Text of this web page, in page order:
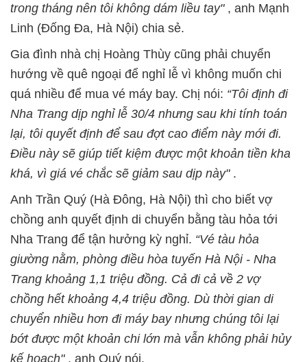
trong tháng nên tôi không dám liều tay" , anh Mạnh
Linh (Đống Đa, Hà Nội) chia sẻ.
Gia đình nhà chị Hoàng Thùy cũng phải chuyển
hướng về quê ngoại để nghỉ lễ vì không muốn chi
quá nhiều để mua vé máy bay. Chị nói: “Tôi định đi
Nha Trang dịp nghỉ lễ 30/4 nhưng sau khi tính toán
lại, tôi quyết định để sau đợt cao điểm này mới đi.
Điều này sẽ giúp tiết kiệm được một khoản tiền kha
khá, vì giá vé chắc sẽ giảm sau dịp này" .
Anh Trần Quý (Hà Đông, Hà Nội) thì cho biết vợ
chồng anh quyết định di chuyển bằng tàu hỏa tới
Nha Trang để tận hưởng kỳ nghỉ. “Vé tàu hỏa
giường nằm, phòng điều hòa tuyến Hà Nội - Nha
Trang khoảng 1,1 triệu đồng. Cả đi cả về 2 vợ
chồng hết khoảng 4,4 triệu đồng. Dù thời gian di
chuyển nhiều hơn đi máy bay nhưng chúng tôi lại
bớt được một khoản chi lớn mà vẫn không phải hủy
kế hoạch" , anh Quý nói.